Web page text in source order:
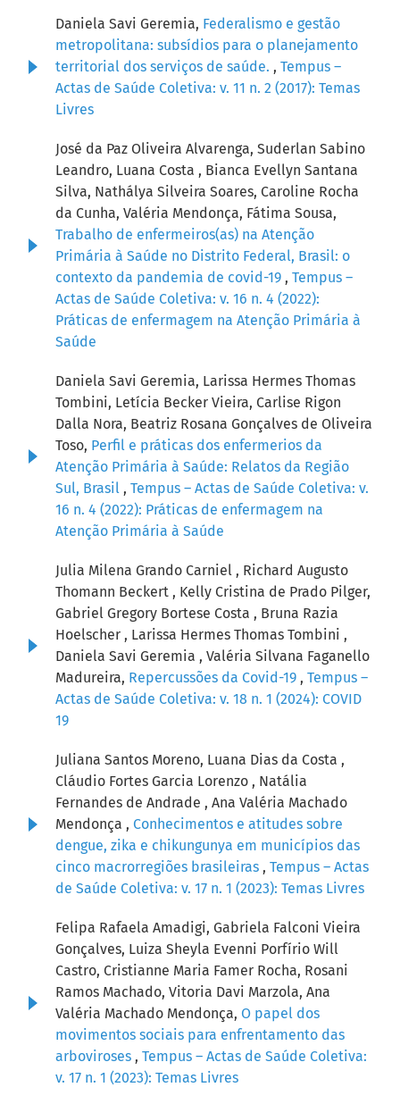
Daniela Savi Geremia, Federalismo e gestão
metropolitana: subsídios para o planejamento
territorial dos serviços de saúde. , Tempus –
Actas de Saúde Coletiva: v. 11 n. 2 (2017): Temas
Livres
José da Paz Oliveira Alvarenga, Suderlan Sabino
Leandro, Luana Costa , Bianca Evellyn Santana
Silva, Nathálya Silveira Soares, Caroline Rocha
da Cunha, Valéria Mendonça, Fátima Sousa,
Trabalho de enfermeiros(as) na Atenção
Primária à Saúde no Distrito Federal, Brasil: o
contexto da pandemia de covid-19 , Tempus –
Actas de Saúde Coletiva: v. 16 n. 4 (2022):
Práticas de enfermagem na Atenção Primária à
Saúde
Daniela Savi Geremia, Larissa Hermes Thomas
Tombini, Letícia Becker Vieira, Carlise Rigon
Dalla Nora, Beatriz Rosana Gonçalves de Oliveira
Toso, Perfil e práticas dos enfermerios da
Atenção Primária à Saúde: Relatos da Região
Sul, Brasil , Tempus – Actas de Saúde Coletiva: v.
16 n. 4 (2022): Práticas de enfermagem na
Atenção Primária à Saúde
Julia Milena Grando Carniel , Richard Augusto
Thomann Beckert , Kelly Cristina de Prado Pilger,
Gabriel Gregory Bortese Costa , Bruna Razia
Hoelscher , Larissa Hermes Thomas Tombini ,
Daniela Savi Geremia , Valéria Silvana Faganello
Madureira, Repercussões da Covid-19 , Tempus –
Actas de Saúde Coletiva: v. 18 n. 1 (2024): COVID
19
Juliana Santos Moreno, Luana Dias da Costa ,
Cláudio Fortes Garcia Lorenzo , Natália
Fernandes de Andrade , Ana Valéria Machado
Mendonça , Conhecimentos e atitudes sobre
dengue, zika e chikungunya em municípios das
cinco macrorregiões brasileiras , Tempus – Actas
de Saúde Coletiva: v. 17 n. 1 (2023): Temas Livres
Felipa Rafaela Amadigi, Gabriela Falconi Vieira
Gonçalves, Luiza Sheyla Evenni Porfírio Will
Castro, Cristianne Maria Famer Rocha, Rosani
Ramos Machado, Vitoria Davi Marzola, Ana
Valéria Machado Mendonça, O papel dos
movimentos sociais para enfrentamento das
arboviroses , Tempus – Actas de Saúde Coletiva:
v. 17 n. 1 (2023): Temas Livres